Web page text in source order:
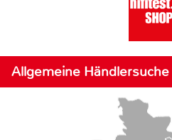
Allgemeine Händlersuche